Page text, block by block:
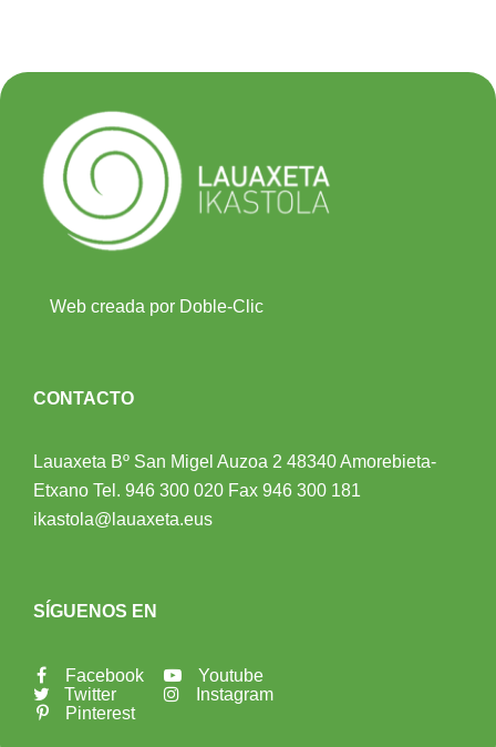
Web creada por Doble-Clic
CONTACTO
Lauaxeta Bº San Migel Auzoa 2 48340 Amorebieta-
Etxano Tel. 946 300 020 Fax 946 300 181
ikastola@lauaxeta.eus
SÍGUENOS EN
Facebook
Twitter
Pinterest
Youtube
Instagram